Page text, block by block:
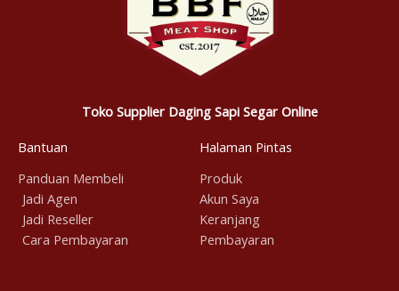
Toko Supplier Daging Sapi Segar Online
Bantuan
Panduan Membeli
Jadi Agen
Jadi Reseller
Cara Pembayaran
Halaman Pintas
Produk
Akun Saya
Keranjang
Pembayaran